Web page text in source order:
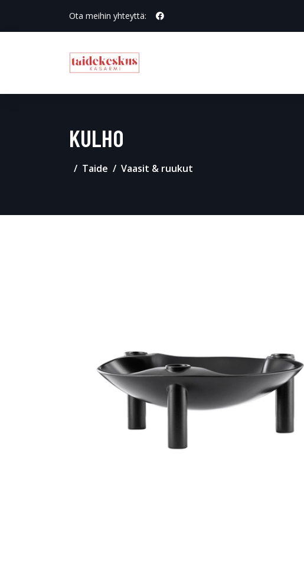
Ota meihin yhteyttä:
KULHO
Taide Vaasit & ruukut